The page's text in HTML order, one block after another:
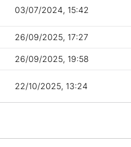
03/07/2024, 15:42
26/09/2025, 17:27
26/09/2025, 19:58
22/10/2025, 13:24